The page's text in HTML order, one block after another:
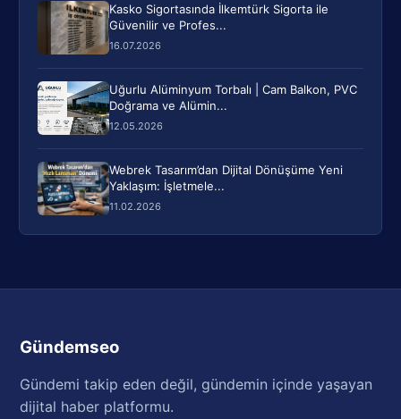
Kasko Sigortasında İlkemtürk Sigorta ile
Güvenilir ve Profes...
16.07.2026
Uğurlu Alüminyum Torbalı | Cam Balkon, PVC
Doğrama ve Alümin...
12.05.2026
Webrek Tasarım’dan Dijital Dönüşüme Yeni
Yaklaşım: İşletmele...
11.02.2026
Gündemseo
Gündemi takip eden değil, gündemin içinde yaşayan
dijital haber platformu.